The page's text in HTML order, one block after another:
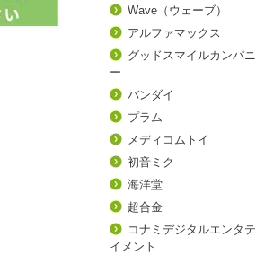
Wave（ウェーブ）
アルファマックス
グッドスマイルカンパニ
ー
バンダイ
プラム
メディコムトイ
初音ミク
海洋堂
超合金
コナミデジタルエンタテ
イメント